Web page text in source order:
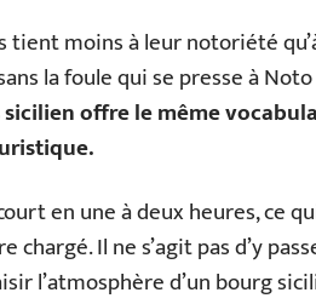
tient moins à leur notoriété
la foule qui se presse à
sicilien offre le même
en une à deux heures, ce
Il ne s’agit pas d’y
l’atmosphère d’un bourg